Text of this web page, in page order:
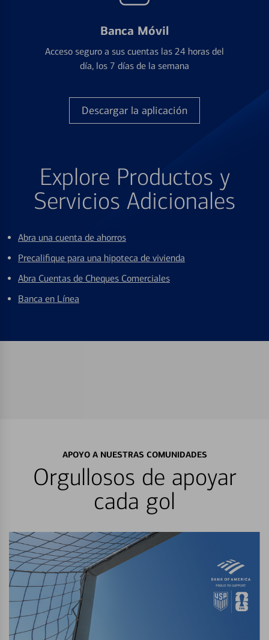
Banca Móvil
Acceso seguro a sus cuentas las 24 horas del
día, los 7 días de la semana
Descargar la aplicación
Explore Productos y
Servicios Adicionales
Abra una cuenta de ahorros
Precalifique para una hipoteca de vivienda
Abra Cuentas de Cheques Comerciales
Banca en Línea
APOYO A NUESTRAS COMUNIDADES
Orgullosos de apoyar
cada gol